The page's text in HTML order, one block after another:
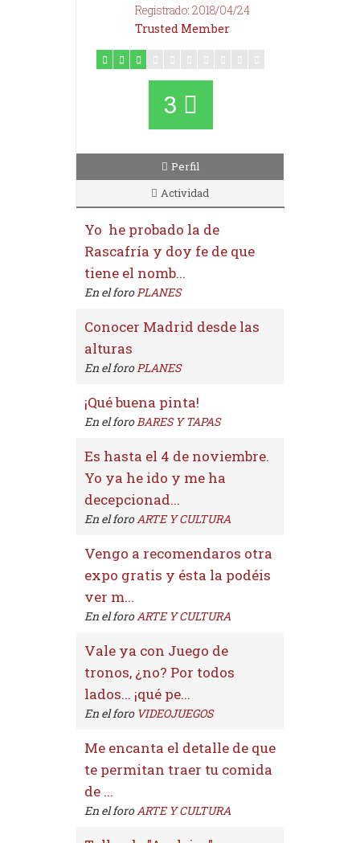
Registrado: 2018/04/24
Trusted Member
3
Perfil
Actividad
Yo he probado la de
Rascafría y doy fe de que
tiene el nomb...
En el foroPLANES
Conocer Madrid desde las
alturas
En el foroPLANES
¡Qué buena pinta!
En el foroBARES Y TAPAS
Es hasta el 4 de noviembre.
Yo ya he ido y me ha
decepcionad...
En el foroARTE Y CULTURA
Vengo a recomendaros otra
expo gratis y ésta la podéis
ver m...
En el foroARTE Y CULTURA
Vale ya con Juego de
tronos, ¿no? Por todos
lados... ¡qué pe...
En el foro VIDEOJUEGOS
Me encanta el detalle de que
te permitan traer tu comida
de ...
En el foroARTE Y CULTURA